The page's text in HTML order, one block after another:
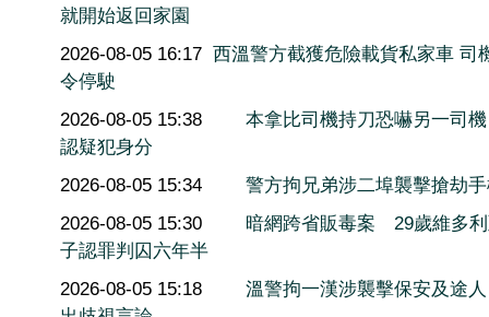
就開始返回家園
2026-08-05 16:17 西溫警方截獲危險載貨私家車 司
令停駛
2026-08-05 15:38
本拿比司機持刀恐嚇另一司
認疑犯身分
2026-08-05 15:34
警方拘兄弟涉二埠襲擊搶劫
2026-08-05 15:30
暗網跨省販毒案 29歲維多
子認罪判囚六年半
2026-08-05 15:18
溫警拘一漢涉襲擊保安及途